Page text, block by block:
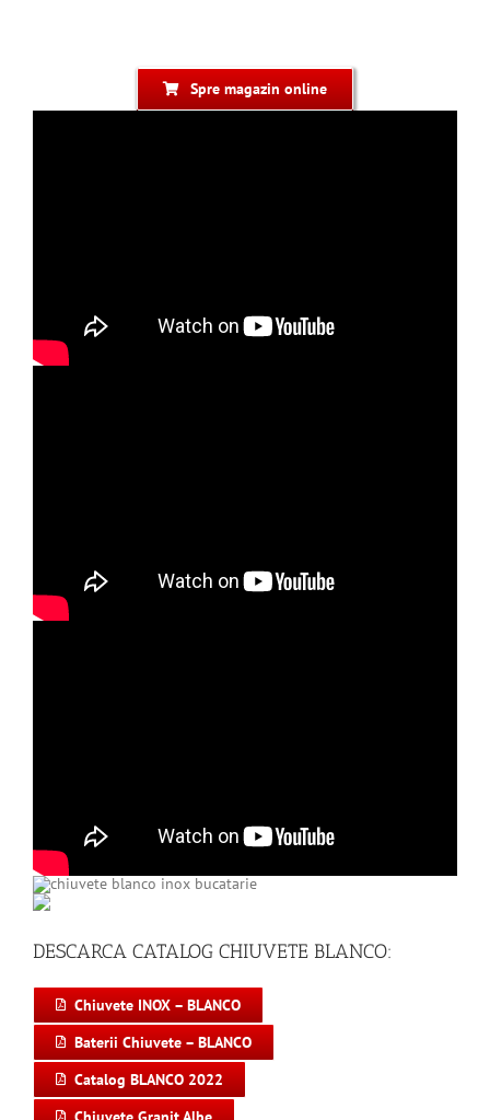
Spre magazin online
DESCARCA CATALOG CHIUVETE BLANCO:
Chiuvete INOX – BLANCO
Baterii Chiuvete – BLANCO
Catalog BLANCO 2022